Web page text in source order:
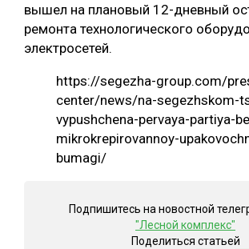
вышел на плановый 12-дневный
ремонта технологического
электросетей.
https://segezha-group.com/
center/news/na-segezhskom-
vypushchena-pervaya-partiya-
mikrokrepirovannoy-
bumagi/
Подпишитесь на новостной
"Лесной комплекс"
Поделиться статьей